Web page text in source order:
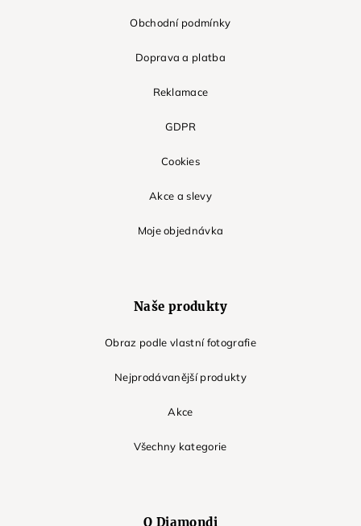
Obchodní podmínky
Doprava a platba
Reklamace
GDPR
Cookies
Akce a slevy
Moje objednávka
Naše produkty
Obraz podle vlastní fotografie
Nejprodávanější produkty
Akce
Všechny kategorie
O Diamondi